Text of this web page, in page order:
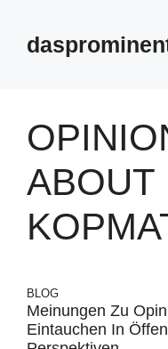
content
ABOUT
BLOG
Meinungen Zu
Eintauchen In